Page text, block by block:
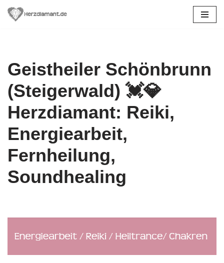
Geistheiler Schönbrunn
(Steigerwald) 💓️💎
Herzdiamant: Reiki,
Energiearbeit,
Fernheilung,
Soundhealing